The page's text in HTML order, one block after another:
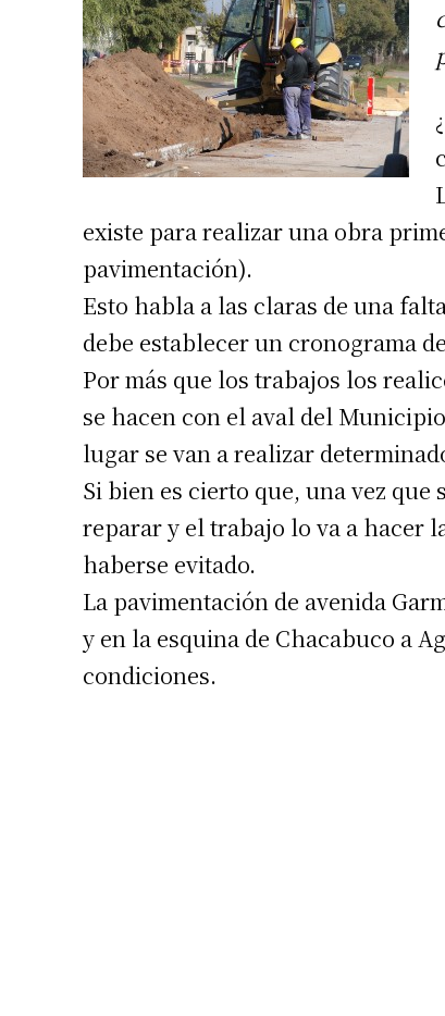
existe para realizar una obra
pavimentación).
Esto habla a las claras de una
debe establecer un cronograma
Por más que los trabajos los
se hacen con el aval del
lugar se van a realizar
Si bien es cierto que, una vez
reparar y el trabajo lo va a hacer
haberse evitado.
La pavimentación de avenida
y en la esquina de Chacabuco a
condiciones.